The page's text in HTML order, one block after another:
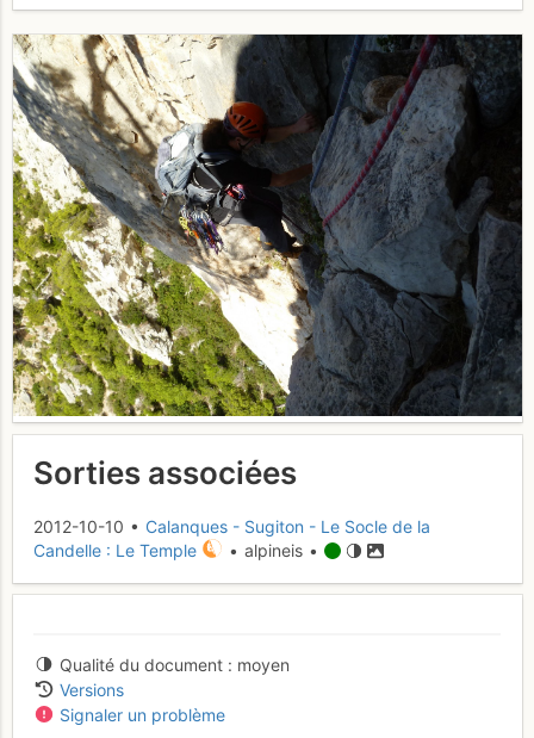
Sorties associées
2012-10-10 • Calanques - Sugiton - Le Socle de la
Candelle : Le Temple
• alpineis •
Qualité du document
moyen
Versions
Signaler un problème